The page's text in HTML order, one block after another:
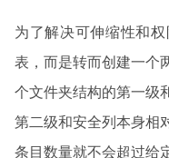
为了解决可伸缩性和
表，而是转而创建一个
个文件夹结构的第一级
第二级和安全列本身相
条目数量就不会超过给